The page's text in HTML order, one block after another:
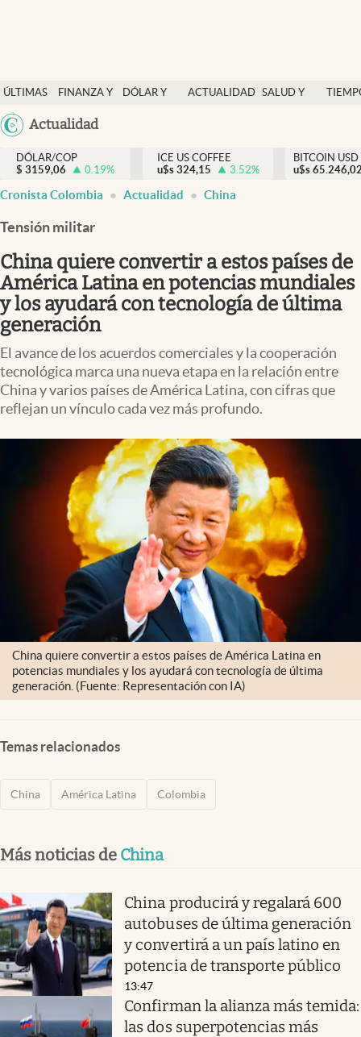
ÚLTIMAS
NOTICIAS
FINANZA Y
DÓLAR Y
ACTUALIDAD SALUD Y
México
Actualidad
Salud y nutrición
Vida espiritual
Actualidad
Colombia
DÓLAR/COP
$ 3159,06 0.19%
ICE US COFFEE
u$s 324,15 3.52%
BITCOIN USD
u$s
Cronista Colombia Actualidad China
Tensión militar
China quiere convertir a estos países de
América Latina en potencias mundiales
y los ayudará con tecnología de última
generación
El avance de los acuerdos comerciales y la cooperación
tecnológica marca una nueva etapa en la relación entre
China y varios países de América Latina, con cifras que
reflejan un vínculo cada vez más profundo.
China quiere convertir a estos países de América Latina en
potencias mundiales y los ayudará con tecnología de última
generación. (Fuente: Representación con IA)
Temas relacionados
China América Latina Colombia
Más noticias de China
China producirá y regalará 600
autobuses de última generación
y convertirá a un país latino en
potencia de transporte público
13:47
Confirman la alianza más temida:
las dos superpotencias más